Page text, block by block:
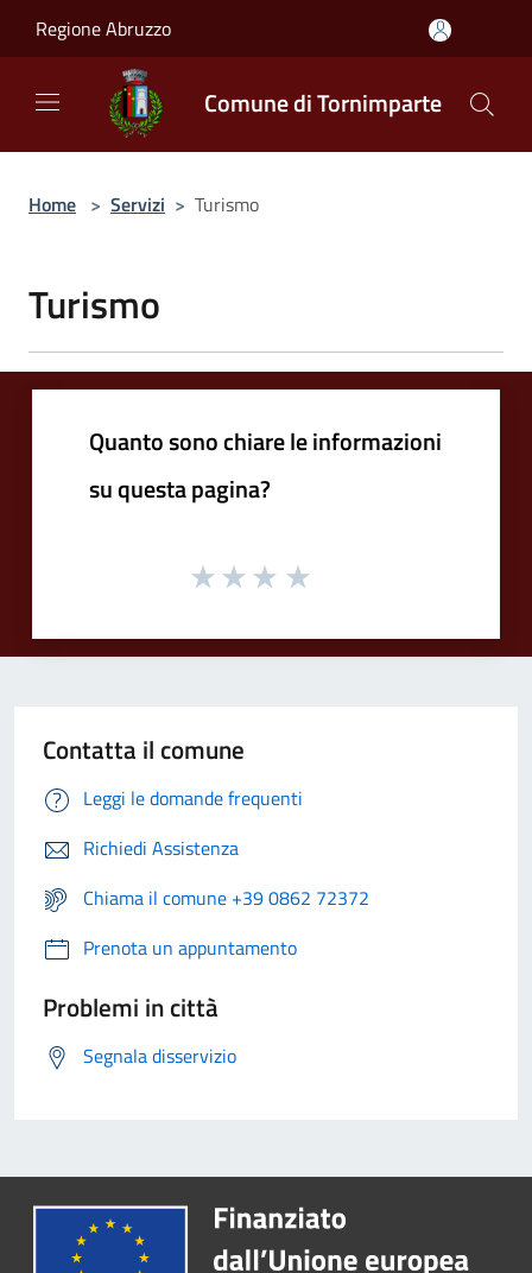
Regione Abruzzo
Comune di Tornimparte
Home > Servizi > Turismo
Turismo
Quanto sono chiare le informazioni
su questa pagina?
Contatta il comune
Leggi le domande frequenti
Richiedi Assistenza
Chiama il comune +39 0862 72372
Prenota un appuntamento
Problemi in città
Segnala disservizio